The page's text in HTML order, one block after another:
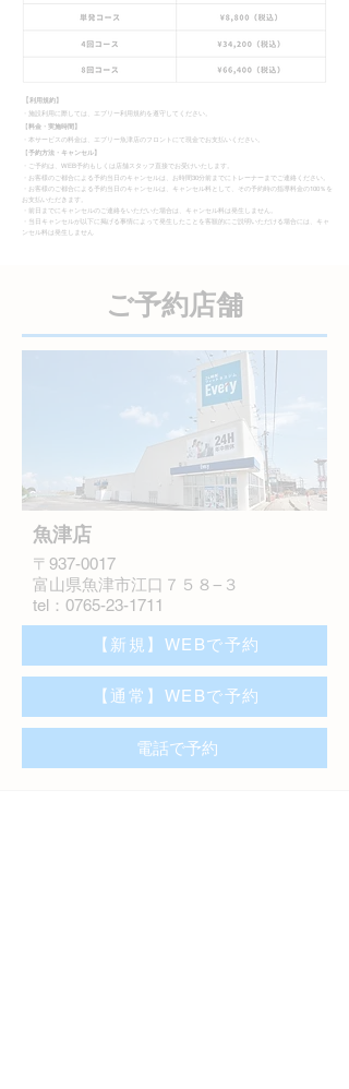
【
利用規約】
・施設利用に際しては、エブリー利用規約を遵守してください。
【 料金・実施時間】
​・本サービスの料金は、エブリー魚津店のフロントにて現金でお支払いください。
【予約方法・キャンセル】
・ご予約は、WEB予約もしくは店舗スタッフ直接でお受けいたします。
・お客様のご都合による予約当日のキャンセルは、お時間30分前までにトレーナーまでご連絡ください。
・お客様のご都合による予約当日のキャンセルは、キャンセル料として、その予約時の指導料金の100％を
お支払いただきます。
・前日までにキャンセルのご連絡をいただいた場合は、キャンセル料は発生しません。
・当日キャンセルが以下に掲げる事情によって発生したことを客観的にご説明いただける場合には、キャ
ンセル料は発生しません
ご​予約店舗
魚津店
〒937-0017
富山県魚津市江口７５８−３
tel： 0765-23-1711
【新規】WEBで予約
【通常】WEBで予約
電話で予約